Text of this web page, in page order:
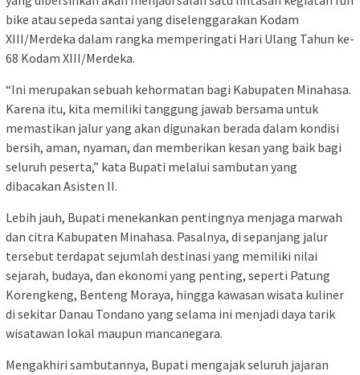
bike atau sepeda santai yang diselenggarakan Kodam
XIII/Merdeka dalam rangka memperingati Hari Ulang Tahun ke-
68 Kodam XIII/Merdeka.
“Ini merupakan sebuah kehormatan bagi Kabupaten Minahasa.
Karena itu, kita memiliki tanggung jawab bersama untuk
memastikan jalur yang akan digunakan berada dalam kondisi
bersih, aman, nyaman, dan memberikan kesan yang baik bagi
seluruh peserta,” kata Bupati melalui sambutan yang
dibacakan Asisten II.
Lebih jauh, Bupati menekankan pentingnya menjaga marwah
dan citra Kabupaten Minahasa. Pasalnya, di sepanjang jalur
tersebut terdapat sejumlah destinasi yang memiliki nilai
sejarah, budaya, dan ekonomi yang penting, seperti Patung
Korengkeng, Benteng Moraya, hingga kawasan wisata kuliner
di sekitar Danau Tondano yang selama ini menjadi daya tarik
wisatawan lokal maupun mancanegara.
Mengakhiri sambutannya, Bupati mengajak seluruh jajaran